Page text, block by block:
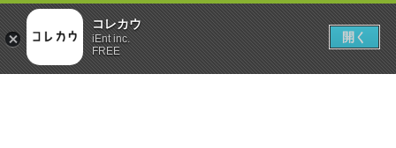
コレカウ
iEnt inc.
FREE
開く